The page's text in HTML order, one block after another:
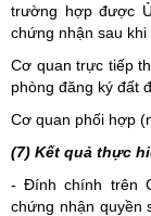
trường hợp được
chứng nhận sau khi
Cơ quan trực tiếp
phòng đăng ký đất
Cơ quan phối hợp
(7) Kết quả thực
- Đính chính trên
chứng nhận quyền